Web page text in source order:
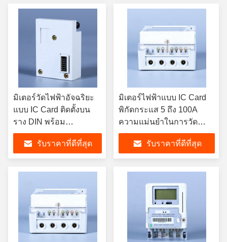
มิเตอร์วัดไฟฟ้าอัจฉริยะ
แบบ IC Card ติดตั้งบน
ราง DIN พร้อม
โครงสร้างที่ทนทาน
อุณหภูมิการทำงานตั้งแต่
ลบ 25 องศาเซลเซียส ถึง
บวก 55 องศาเซลเซียส
รับราคาที่ดีที่สุด
มิเตอร์ไฟฟ้าแบบ IC Card
พิกัดกระแส 5 ถึง 100A
ความแม่นยำในการวัด
ระดับ Class 0.5 ออกแบบ
มาเพื่อการจัดการพลังงาน
ในระบบโครงข่ายไฟฟ้า
อัจฉริยะ
รับราคาที่ดีที่สุด